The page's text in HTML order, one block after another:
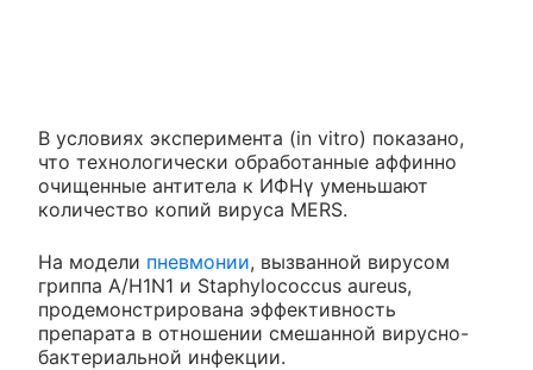
В условиях эксперимента (in vitro) показано,
что технологически обработанные аффинно
очищенные антитела к ИФНγ уменьшают
количество копий вируса MERS.
На модели пневмонии, вызванной вирусом
гриппа А/H1N1 и Staphylococcus aureus,
продемонстрирована эффективность
препарата в отношении смешанной вирусно-
бактериальной инфекции.